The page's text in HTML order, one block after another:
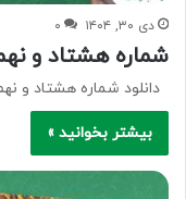
دی ۳۰, ۱۴۰۴ ۰
شماره هشتاد و
دانلود شماره هشتاد و
بیشتر بخوانید »